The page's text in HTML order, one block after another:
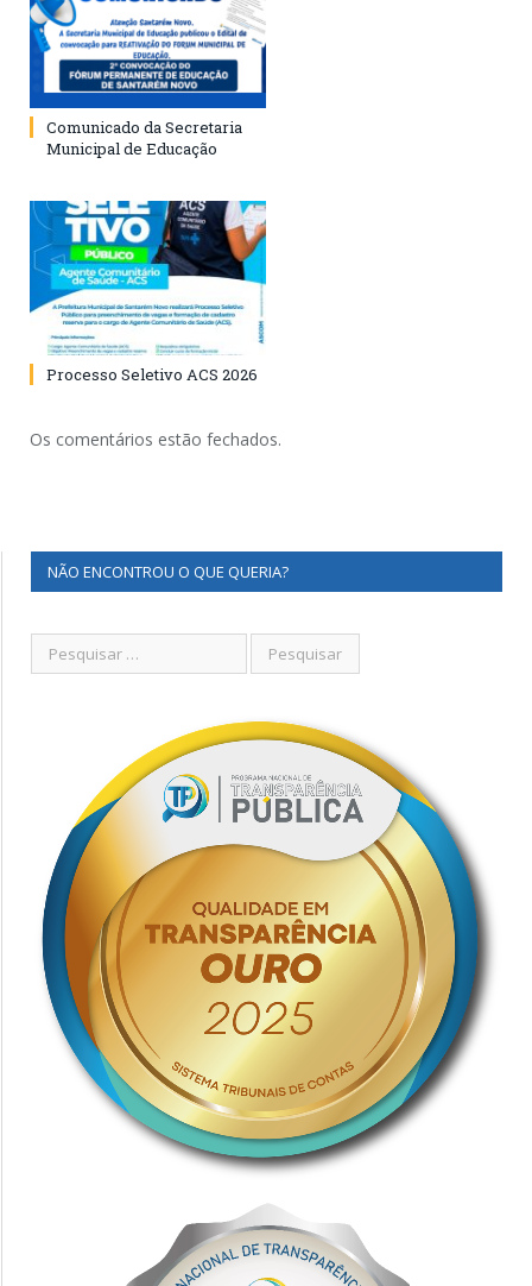
Comunicado da Secretaria
Municipal de Educação
Processo Seletivo ACS 2026
Os comentários estão fechados.
NÃO ENCONTROU O QUE QUERIA?